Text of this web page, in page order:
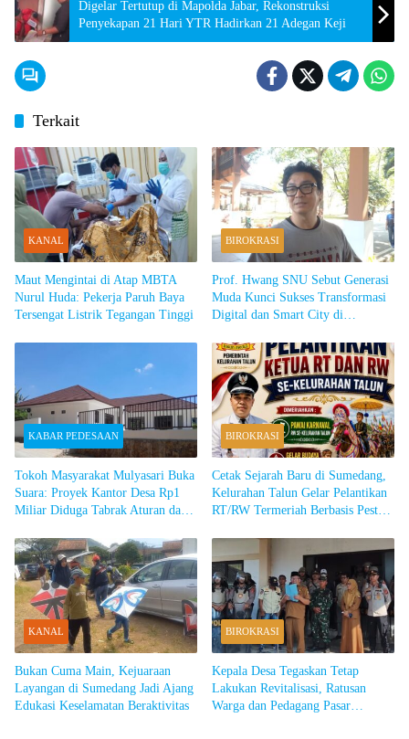
Digelar Tertutup di Mapolda Jabar, Rekonstruksi
Penyekapan 21 Hari YTR Hadirkan 21 Adegan Keji
Terkait
KANAL
Maut Mengintai di Atap MBTA
Nurul Huda: Pekerja Paruh Baya
Tersengat Listrik Tegangan Tinggi
BIROKRASI
Prof. Hwang SNU Sebut Generasi
Muda Kunci Sukses Transformasi
Digital dan Smart City di
KABAR PEDESAAN
Tokoh Masyarakat Mulyasari Buka
Suara: Proyek Kantor Desa Rp1
Miliar Diduga Tabrak Aturan dan
BIROKRASI
Cetak Sejarah Baru di Sumedang,
Kelurahan Talun Gelar Pelantikan
RT/RW Termeriah Berbasis Pesta
KANAL
Bukan Cuma Main, Kejuaraan
Layangan di Sumedang Jadi Ajang
Edukasi Keselamatan Beraktivitas
BIROKRASI
Kepala Desa Tegaskan Tetap
Lakukan Revitalisasi, Ratusan
Warga dan Pedagang Pasar